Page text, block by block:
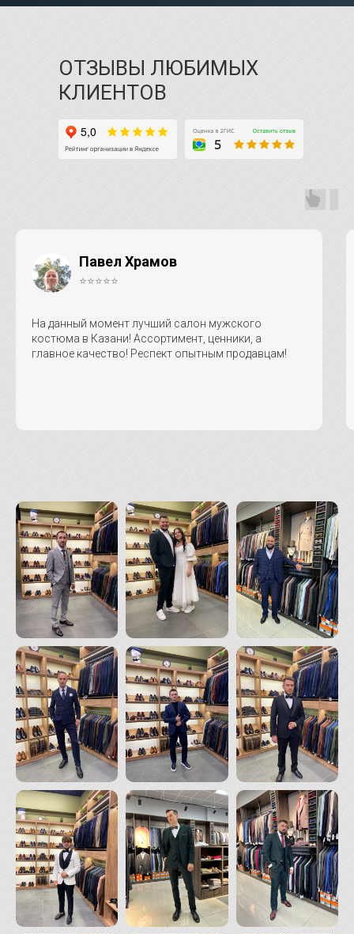
ОТЗЫВЫ ЛЮБИМЫХ
КЛИЕНТОВ
Павел Храмов
⭐⭐⭐⭐⭐
На данный момент лучший салон мужского
костюма в Казани! Ассортимент, ценники, а
главное качество! Респект опытным продавцам!